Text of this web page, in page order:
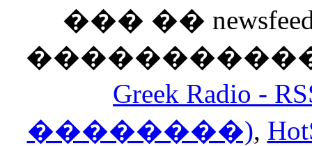
��� ��
Greek Radio
��������),